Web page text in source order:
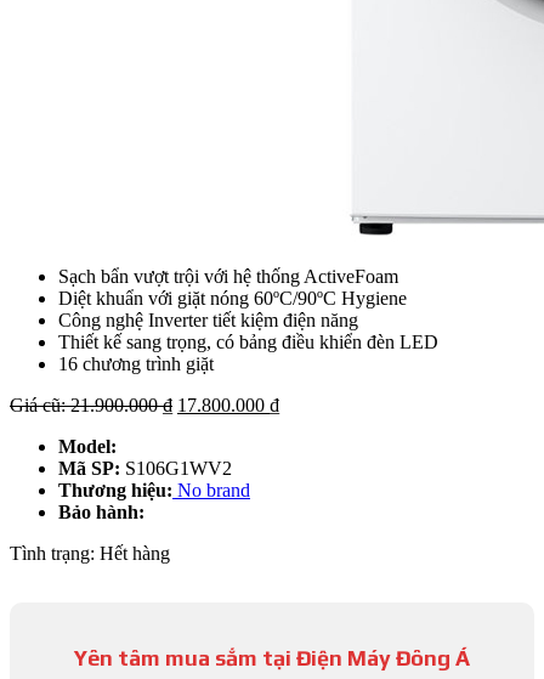
Sạch bẩn vượt trội với hệ thống ActiveFoam
Diệt khuẩn với giặt nóng 60ºC/90ºC Hygiene
Công nghệ Inverter tiết kiệm điện năng
Thiết kế sang trọng, có bảng điều khiển đèn LED
16 chương trình giặt
Giá cũ:21.900.000₫ Giá
21.900.000 ₫.
17.800.000 ₫Giá
Model:
Mã SP: S106G1WV2
Thương hiệu: No brand
Bảo hành:
Tình trạng: Hết hàng
Yên tâm mua sắm tại Điện Máy Đông Á